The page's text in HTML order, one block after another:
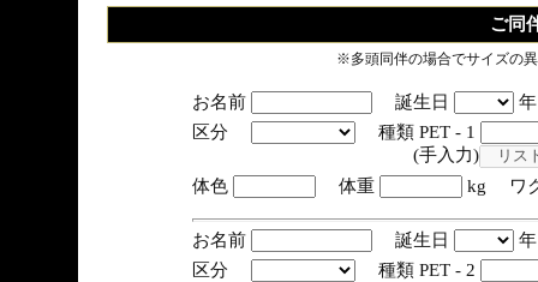
ご同
※多頭同伴の場合でサイズの
お名前 誕生日
区分
種類 PET - 1
(手入力)
体色
体重 kg ワ
お名前 誕生日
区分
種類 PET - 2